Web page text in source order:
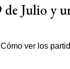
de Julio y